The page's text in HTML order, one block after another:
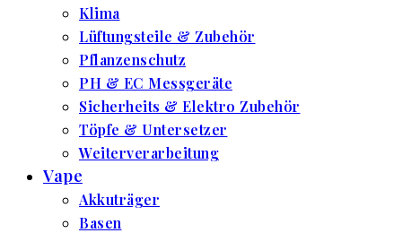
Klima
Lüftungsteile & Zubehör
Pflanzenschutz
PH & EC Messgeräte
Sicherheits & Elektro Zubehör
Töpfe & Untersetzer
Weiterverarbeitung
Vape
Akkuträger
Basen